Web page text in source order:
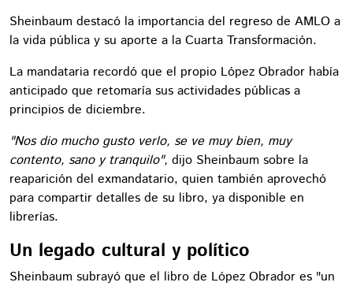
Sheinbaum destacó la importancia del regreso de AMLO a
la vida pública y su aporte a la Cuarta Transformación.
La mandataria recordó que el propio López Obrador había
anticipado que retomaría sus actividades públicas a
principios de diciembre.
"Nos dio mucho gusto verlo, se ve muy bien, muy
contento, sano y tranquilo", dijo Sheinbaum sobre la
reaparición del exmandatario, quien también aprovechó
para compartir detalles de su libro, ya disponible en
librerías.
Un legado cultural y político
Sheinbaum subrayó que el libro de López Obrador es "un